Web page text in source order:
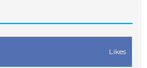
Likes